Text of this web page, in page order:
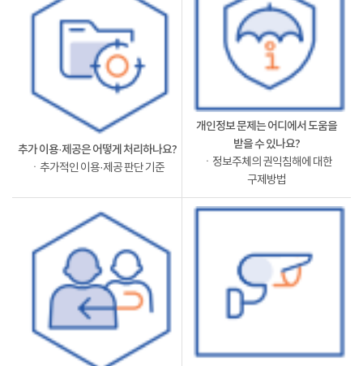
추가 이용·제공은 어떻게 처리하나요?
ㆍ추가적인 이용·제공 판단 기준
개인정보 문제는 어디에서 도움을
받을 수 있나요?
ㆍ정보주체의 권익침해에 대한
구제방법